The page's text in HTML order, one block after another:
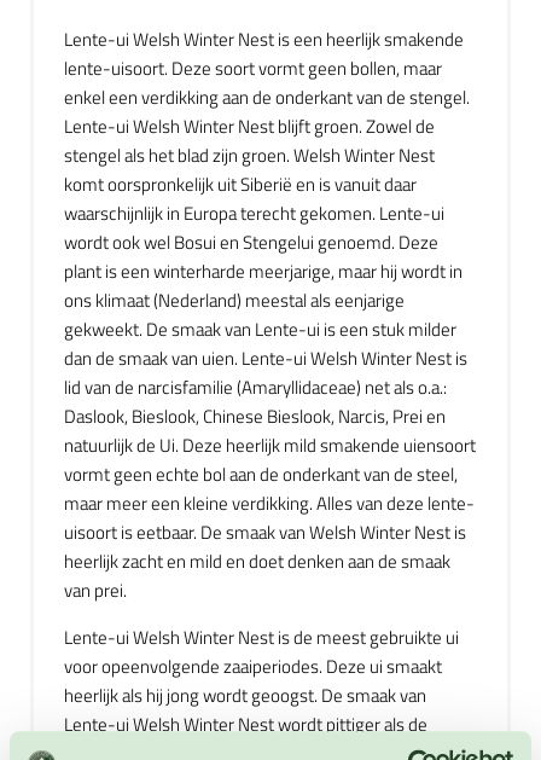
Lente-ui Welsh Winter Nest is een heerlijk smakende
lente-uisoort. Deze soort vormt geen bollen, maar
enkel een verdikking aan de onderkant van de stengel.
Lente-ui Welsh Winter Nest blijft groen. Zowel de
stengel als het blad zijn groen. Welsh Winter Nest
komt oorspronkelijk uit Siberië en is vanuit daar
waarschijnlijk in Europa terecht gekomen. Lente-ui
wordt ook wel Bosui en Stengelui genoemd. Deze
plant is een winterharde meerjarige, maar hij wordt in
ons klimaat (Nederland) meestal als eenjarige
gekweekt. De smaak van Lente-ui is een stuk milder
dan de smaak van uien. Lente-ui Welsh Winter Nest is
lid van de narcisfamilie (Amaryllidaceae) net als o.a.:
Daslook, Bieslook, Chinese Bieslook, Narcis, Prei en
natuurlijk de Ui. Deze heerlijk mild smakende uiensoort
vormt geen echte bol aan de onderkant van de steel,
maar meer een kleine verdikking. Alles van deze lente-
uisoort is eetbaar. De smaak van Welsh Winter Nest is
heerlijk zacht en mild en doet denken aan de smaak
van prei.
Lente-ui Welsh Winter Nest is de meest gebruikte ui
voor opeenvolgende zaaiperiodes. Deze ui smaakt
heerlijk als hij jong wordt geoogst. De smaak van
Lente-ui Welsh Winter Nest wordt pittiger als de
verdikkingen aan de onderkant van de stengel dikker